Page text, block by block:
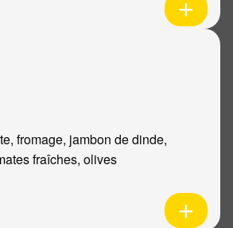
fromage, jambon de dinde,
fraîches, olives